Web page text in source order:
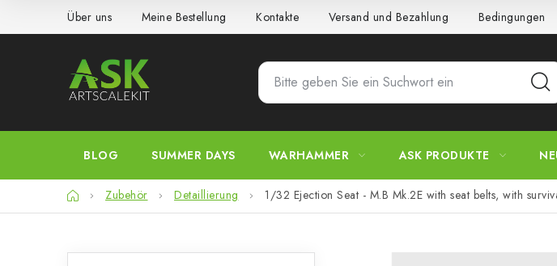
Über uns Meine Bestellung Kontakte Versand und Bezahlung Bedingungen
BLOG SUMMER DAYS WARHAMMER ASK PRODUKTE
StartseiteZubehör Detaillierung 1/32 Ejection Seat - M.B Mk.2E with seat belts, with